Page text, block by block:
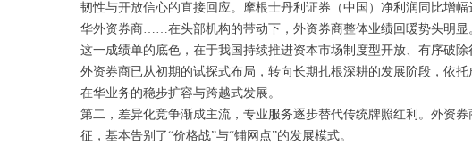
韧性与开放信心的直接回应。摩根士丹利证券（中国）净利润同比增
华外资券商……在头部机构的带动下，外资券商整体业绩回暖势头明显
这一成绩单的底色，在于我国持续推进资本市场制度型开放、有序破
外资券商已从初期的试探式布局，转向长期扎根深耕的发展阶段，依
在华业务的稳步扩容与跨越式发展。
第二，差异化竞争渐成主流，专业服务逐步替代传统牌照红利。外资
征，基本告别了“价格战”与“铺网点”的发展模式。